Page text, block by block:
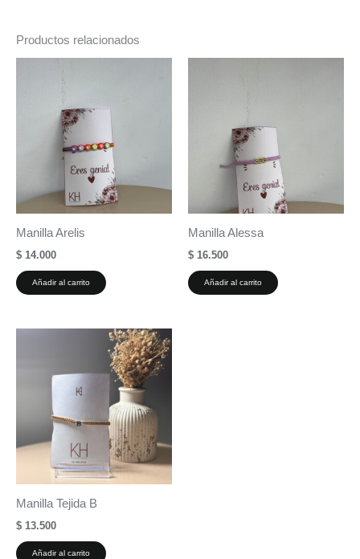
Productos relacionados
Manilla Arelis
$ 14.000
Añadir al carrito
Manilla Alessa
$ 16.500
Añadir al carrito
Manilla Tejida B
$ 13.500
Añadir al carrito